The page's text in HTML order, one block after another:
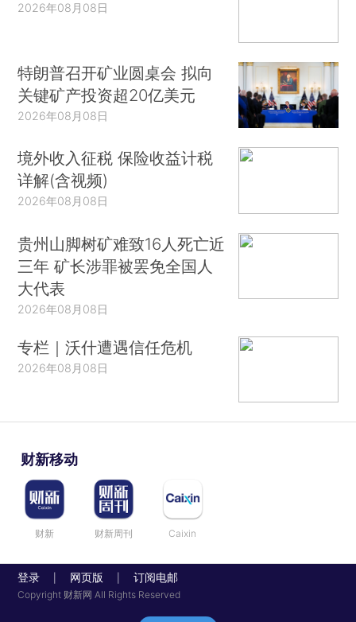
2026年08月08日
特朗普召开矿业圆桌会 拟向
关键矿产投资超20亿美元
2026年08月08日
境外收入征税 保险收益计税
详解(含视频)
2026年08月08日
贵州山脚树矿难致16人死亡近
三年 矿长涉罪被罢免全国人
大代表
2026年08月08日
专栏｜沃什遭遇信任危机
2026年08月08日
财新移动
财新 财新周刊 Caixin
登录 网页版 订阅电邮
Copyright 财新网 All Rights Reserved